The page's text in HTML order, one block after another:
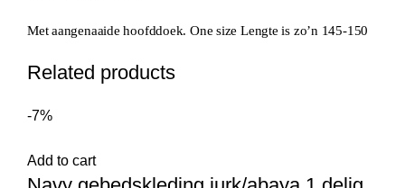
Met aangenaaide hoofddoek. One size Lengte is zo’n 145-150
Related products
-7%
Add to cart